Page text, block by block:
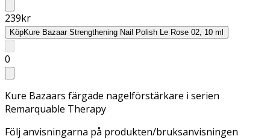
239kr
KöpKure Bazaar Strengthening Nail Polish Le Rose 02, 10 ml
0
Kure Bazaars färgade nagelförstärkare i serien
Remarquable Therapy
Följ anvisningarna på produkten/bruksanvisningen